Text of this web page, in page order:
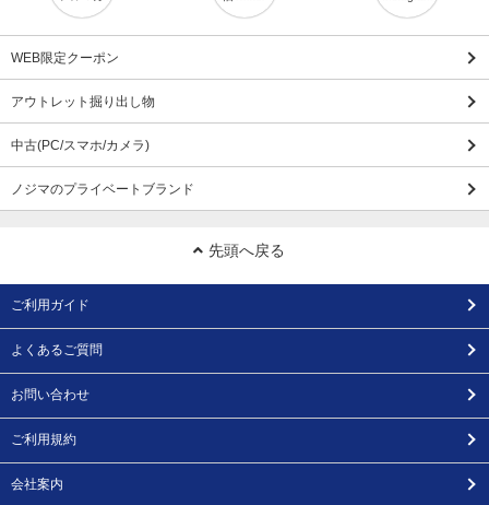
WEB限定クーポン
アウトレット掘り出し物
中古(PC/スマホ/カメラ)
ノジマのプライベートブランド
先頭へ戻る
ご利用ガイド
よくあるご質問
お問い合わせ
ご利用規約
会社案内